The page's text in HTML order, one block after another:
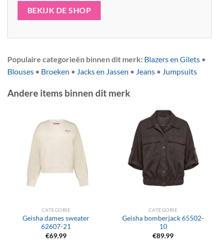
BEKIJK DE SHOP
Populaire categorieën binnen dit merk: Blazers en Gilets •
Blouses • Broeken • Jacks en Jassen • Jeans • Jumpsuits
Andere items binnen dit merk
CATEGORIE
Geisha dames sweater
62607-21
€69.99
CATEGORIE
Geisha bomberjack 65502-
10
€89.99